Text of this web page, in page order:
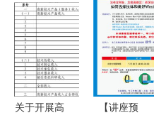
技术服务的
全面解析
质量荣誉
以全链路品
控锻造净水
行业新标杆
关于开展高
【讲座预